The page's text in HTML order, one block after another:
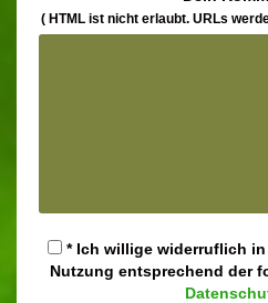
( HTML ist nicht erlaubt. URLs
* Ich willige widerruflich in
Nutzung entsprechend der